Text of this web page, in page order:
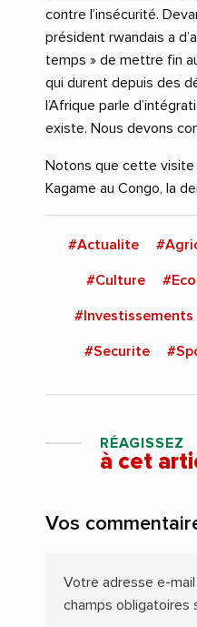
contre l’insécurité.
président rwandais a
temps » de mettre fin
qui durent depuis des
l’Afrique parle
existe. Nous devons
Notons que cette visite
Kagame au Congo, la
#Actualite
#Culture
#Investissements
#Securite
RÉAGISSEZ
à cet
Vos
Votre adresse e-
champs obligatoires